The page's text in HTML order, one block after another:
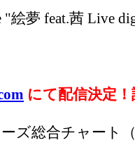
"絵夢 feat.茜 Live
にて配信決定
ズ総合チャート